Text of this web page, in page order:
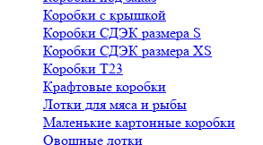
Коробки с крышкой
Коробки СДЭК размера S
Коробки СДЭК размера XS
Коробки Т23
Крафтовые коробки
Лотки для мяса и рыбы
Маленькие картонные коробки
Овощные лотки